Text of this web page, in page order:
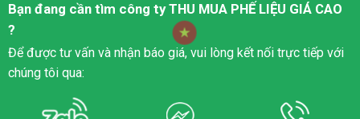
Bạn đang cần tìm công tyTHU MUA PHẾ LIỆU GIÁ CAO
?
Để được tư vấn và nhận báo giá, vui lòng kết nối trực tiếp với
chúng tôi qua: